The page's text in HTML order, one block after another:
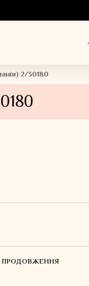
2/30180
ПРОДОВЖЕННЯ